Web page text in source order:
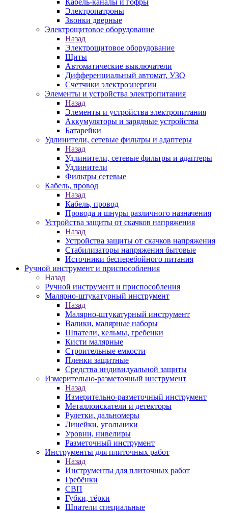
Кабель-каналы и гофры
Электропатроны
Звонки дверные
Электрощитовое оборудование
Назад
Электрощитовое оборудование
Щиты
Автоматические выключатели
Дифференциальный автомат, УЗО
Счетчики электроэнергии
Элементы и устройства электропитания
Назад
Элементы и устройства электропитания
Аккумуляторы и зарядные устройства
Батарейки
Удлинители, сетевые фильтры и адаптеры
Назад
Удлинители, сетевые фильтры и адаптеры
Удлинители
Фильтры сетевые
Кабель, провод
Назад
Кабель, провод
Провода и шнуры различного назначения
Устройства защиты от скачков напряжения
Назад
Устройства защиты от скачков напряжения
Стабилизаторы напряжения бытовые
Источники бесперебойного питания
Ручной инструмент и приспособления
Назад
Ручной инструмент и приспособления
Малярно-штукатурный инструмент
Назад
Малярно-штукатурный инструмент
Валики, малярные наборы
Шпатели, кельмы, гребенки
Кисти малярные
Строительные емкости
Пленки защитные
Средства индивидуальной защиты
Измерительно-разметочный инструмент
Назад
Измерительно-разметочный инструмент
Металлоискатели и детекторы
Рулетки, дальномеры
Линейки, угольники
Уровни, нивелиры
Разметочный инструмент
Инструменты для плиточных работ
Назад
Инструменты для плиточных работ
Гребёнки
СВП
Губки, тёрки
Шпатели специальные